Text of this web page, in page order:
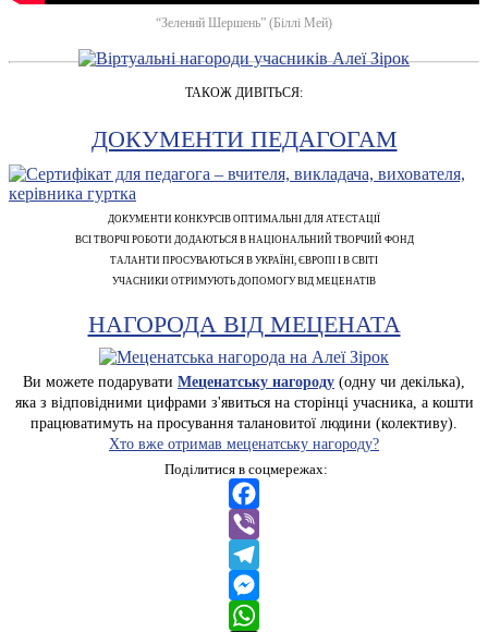
“Зелений Шершень” (Біллі Мей)
ТАКОЖ ДИВІТЬСЯ:
ДОКУМЕНТИ ПЕДАГОГАМ
ДОКУМЕНТИ КОНКУРСІВ ОПТИМАЛЬНІ ДЛЯ АТЕСТАЦІЇ
ВСІ ТВОРЧІ РОБОТИ ДОДАЮТЬСЯ В НАЦІОНАЛЬНИЙ ТВОРЧИЙ ФОНД
ТАЛАНТИ ПРОСУВАЮТЬСЯ В УКРАЇНІ, ЄВРОПІ І В СВІТІ
УЧАСНИКИ ОТРИМУЮТЬ ДОПОМОГУ ВІД МЕЦЕНАТІВ
НАГОРОДА ВІД МЕЦЕНАТА
Ви можете подарувати Меценатську нагороду (одну чи декілька),
яка з відповідними цифрами з'явиться на сторінці учасника, а кошти
працюватимуть на просування талановитої людини (колективу).
Хто вже отримав меценатську нагороду?
Поділитися в соцмережах:
Facebook
Viber
Telegram
Messenger